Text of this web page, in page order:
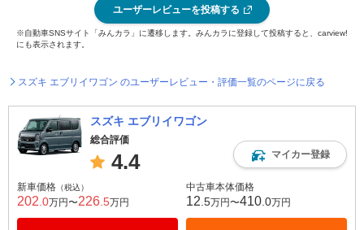
ユーザーレビューを投稿する
※自動車SNSサイト「みんカラ」に遷移します。みんカラに登録して投稿すると、carview!
にも表示されます。
スズキ エブリイワゴン のユーザーレビュー・評価一覧のページに戻る
スズキ エブリイワゴン
総合評価
4.4 マイカー登録
新車価格 （税込）
202 .0万円〜226 .5万円
中古車本体価格
12 .5万円〜410 .0万円